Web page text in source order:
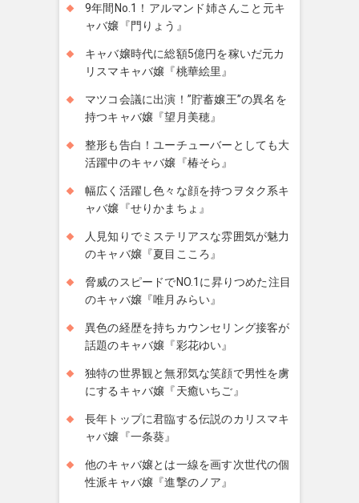
9年間No.1！アルマンド姉さんこと元キ
ャバ嬢『門りょう』
キャバ嬢時代に総額5億円を稼いだ元カ
リスマキャバ嬢『桃華絵里』
マツコ会議に出演！”貯蓄嬢王”の異名を
持つキャバ嬢『望月美穂』
整形も告白！ユーチューバーとしても大
活躍中のキャバ嬢『椿そら』
幅広く活躍し色々な顔を持つヲタク系キ
ャバ嬢『せりかまちょ』
人見知りでミステリアスな雰囲気が魅力
のキャバ嬢『夏目こころ』
脅威のスピードでNO.1に昇りつめた注目
のキャバ嬢『唯月みらい』
異色の経歴を持ちカウンセリング接客が
話題のキャバ嬢『彩花ゆい』
独特の世界観と無邪気な笑顔で男性を虜
にするキャバ嬢『天癒いちご』
長年トップに君臨する伝説のカリスマキ
ャバ嬢『一条葵』
他のキャバ嬢とは一線を画す次世代の個
性派キャバ嬢『進撃のノア』